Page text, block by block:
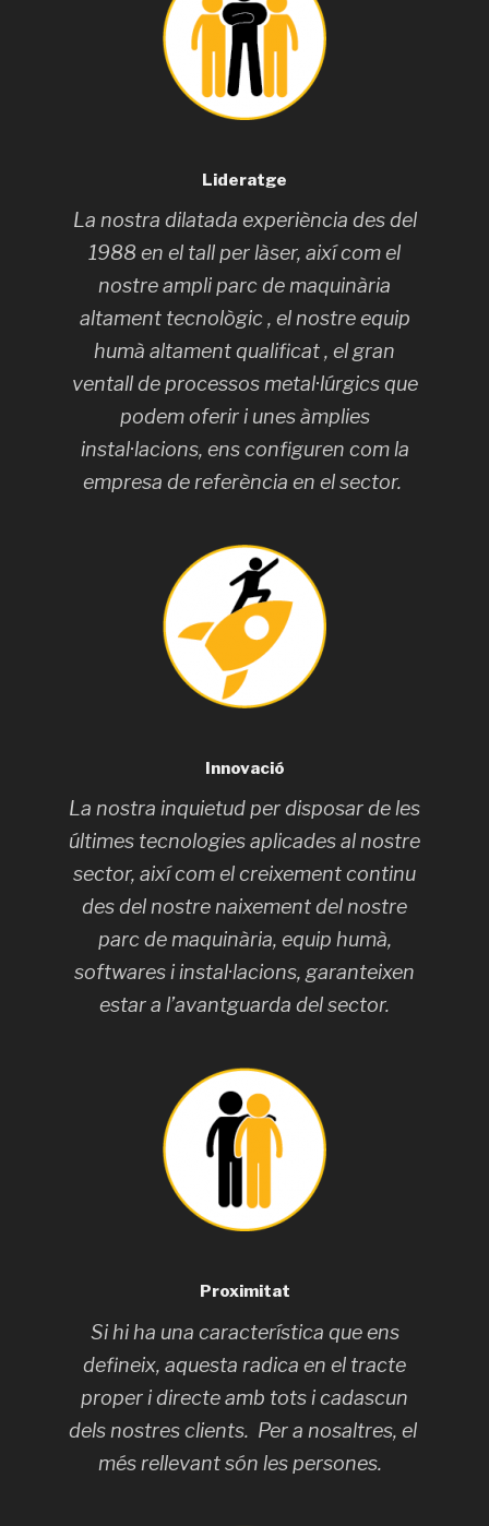
Lideratge
La nostra dilatada experiència des del
1988 en el tall per làser, així com el
nostre ampli parc de maquinària
altament tecnològic , el nostre equip
humà altament qualificat , el gran
ventall de processos metal·lúrgics que
podem oferir i unes àmplies
instal·lacions, ens configuren com la
empresa de referència en el sector.
Innovació
La nostra inquietud per disposar de les
últimes tecnologies aplicades al nostre
sector, així com el creixement continu
des del nostre naixement del nostre
parc de maquinària, equip humà,
softwares i instal·lacions, garanteixen
estar a l’avantguarda del sector.
Proximitat
Si hi ha una característica que ens
defineix, aquesta radica en el tracte
proper i directe amb tots i cadascun
dels nostres clients. Per a nosaltres, el
més rellevant són les persones.